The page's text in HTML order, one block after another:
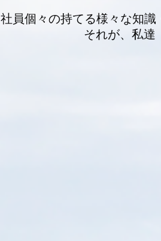
社員個々の持てる様々な知
それが、私達